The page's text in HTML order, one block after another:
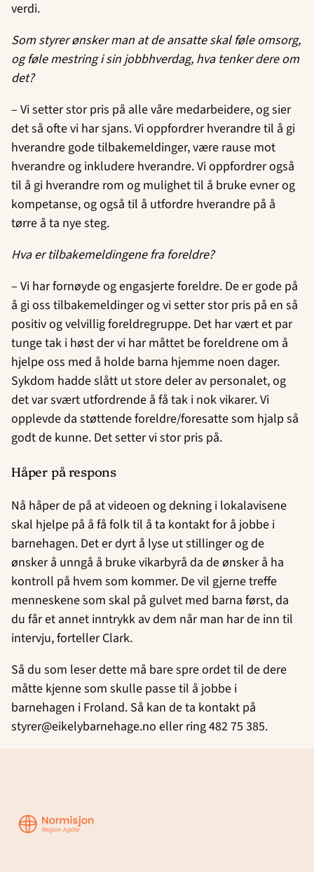
verdi.
Som styrer ønsker man at de ansatte skal føle omsorg,
og føle mestring i sin jobbhverdag, hva tenker dere om
det?
– Vi setter stor pris på alle våre medarbeidere, og sier
det så ofte vi har sjans. Vi oppfordrer hverandre til å gi
hverandre gode tilbakemeldinger, være rause mot
hverandre og inkludere hverandre. Vi oppfordrer også
til å gi hverandre rom og mulighet til å bruke evner og
kompetanse, og også til å utfordre hverandre på å
tørre å ta nye steg.
Hva er tilbakemeldingene fra foreldre?
– Vi har fornøyde og engasjerte foreldre. De er gode på
å gi oss tilbakemeldinger og vi setter stor pris på en så
positiv og velvillig foreldregruppe. Det har vært et par
tunge tak i høst der vi har måttet be foreldrene om å
hjelpe oss med å holde barna hjemme noen dager.
Sykdom hadde slått ut store deler av personalet, og
det var svært utfordrende å få tak i nok vikarer. Vi
opplevde da støttende foreldre/foresatte som hjalp så
godt de kunne. Det setter vi stor pris på.
Håper på respons
Nå håper de på at videoen og dekning i lokalavisene
skal hjelpe på å få folk til å ta kontakt for å jobbe i
barnehagen. Det er dyrt å lyse ut stillinger og de
ønsker å unngå å bruke vikarbyrå da de ønsker å ha
kontroll på hvem som kommer. De vil gjerne treffe
menneskene som skal på gulvet med barna først, da
du får et annet inntrykk av dem når man har de inn til
intervju, forteller Clark.
Så du som leser dette må bare spre ordet til de dere
måtte kjenne som skulle passe til å jobbe i
barnehagen i Froland. Så kan de ta kontakt på
styrer@eikelybarnehage.no eller ring 482 75 385.
Region
Agder